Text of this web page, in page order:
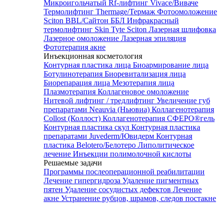
Микроигольчатый Rf-лифтинг Vivace/Виваче
Термолифтинг Thermage/Термаж Фотоомоложение
Sciton BBL/Сайтон ББЛ Инфракрасный
термолифтинг Skin Tyte Sciton Лазерная шлифовка
Лазерное омоложение Лазерная эпиляция
Фототерапия акне
Инъекционная косметология
Контурная пластика лица Биоармирование лица
Ботулинотерапия Биоревитализация лица
Биорепарация лица Мезотерапия лица
Плазмотерапия Коллагеновое омоложение
Нитевой лифтинг / тредлифтинг Увеличение губ
препаратами Neauvia (Ньювиа) Коллагенотерапия
Collost (Коллост) Коллагенотерапия СФЕРО®гель
Контурная пластика скул Контурная пластика
препаратами Juvederm/Ювидерм Контурная
пластика Belotero/Белотеро Липолитическое
лечение Инъекции полимолочной кислоты
Решаемые задачи
Программы послеоперационной реабилитации
Лечение гипергидроза Удаление пигментных
пятен Удаление сосудистых дефектов Лечение
акне Устранение рубцов, шрамов, следов постакне